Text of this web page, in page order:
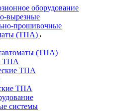
оборудование
вырезные
прошивочные
(ТПА)
(ТПА)
ТПА
ТПА
ТПА
системы